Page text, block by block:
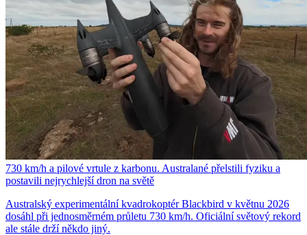
730 km/h a pilové vrtule z karbonu. Australané přelstili fyziku a
postavili nejrychlejší dron na světě
Australský experimentální kvadrokoptér Blackbird v květnu 2026
dosáhl při jednosměrném průletu 730 km/h. Oficiální světový rekord
ale stále drží někdo jiný.